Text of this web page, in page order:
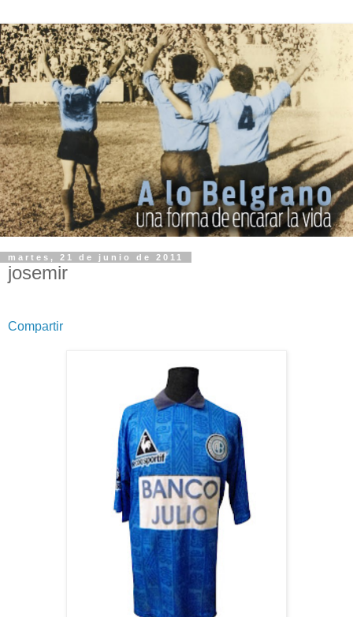
martes, 21 de junio de 2011
josemir
Compartir